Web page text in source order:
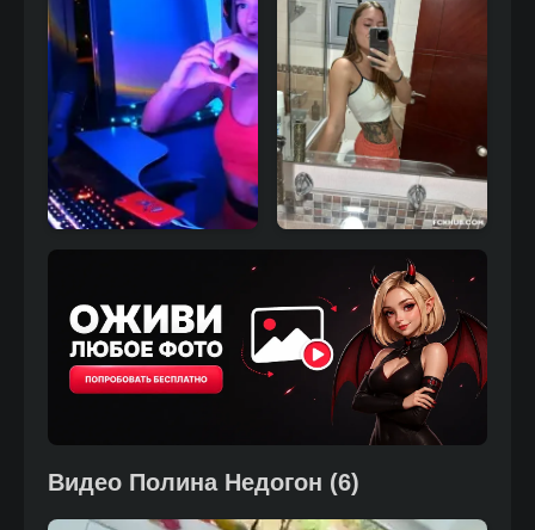
Видео Полина Недогон (6)